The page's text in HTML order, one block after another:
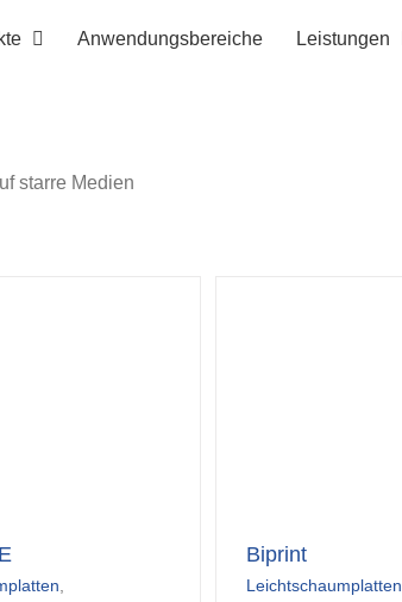
Anwendungsbereiche Leistungen
starre Medien
,
Biprint
Leichtschaumplatten